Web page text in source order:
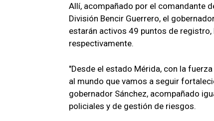
Allí, acompañado por el comandante
División Bencir Guerrero, el
estarán activos 49 puntos de
respectivamente.
"Desde el estado Mérida, con la
al mundo que vamos a seguir
gobernador Sánchez, acompañado
policiales y de gestión de riesgos.